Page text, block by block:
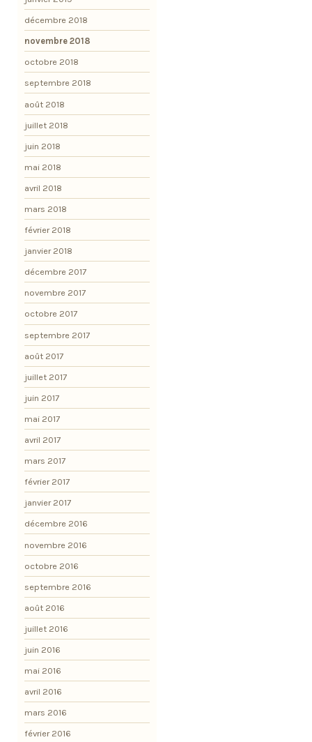
décembre 2018
novembre 2018
octobre 2018
septembre 2018
août 2018
juillet 2018
juin 2018
mai 2018
avril 2018
mars 2018
février 2018
janvier 2018
décembre 2017
novembre 2017
octobre 2017
septembre 2017
août 2017
juillet 2017
juin 2017
mai 2017
avril 2017
mars 2017
février 2017
janvier 2017
décembre 2016
novembre 2016
octobre 2016
septembre 2016
août 2016
juillet 2016
juin 2016
mai 2016
avril 2016
mars 2016
février 2016